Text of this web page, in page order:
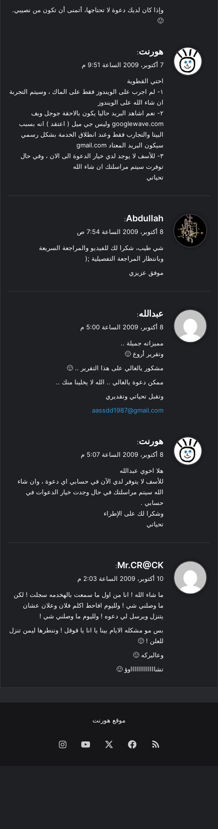
وإذا كان لديك دعوة لا تحتاجها، أتمنى أن تكون من نصيبي.
🙂
ل
هورنت:
7 أكتوبر، 2009 الساعة 9:51 م
اختي القطوية
١- لم اجرب على الويندوز فقط على الماك ، وسيتم التجربة
ان شاء الله على الويندوز
٢- نعم اشاهد البريد حاليا يكون بالاحقة جوجل ويف
googlewave.com وليس جي ميل ( اعتقد ) انه بسبب
البيتا والتجارب فقط وعند انطلاق الخدمة بشكل رسمي
سيكون البريد المعتاد gmail.com
٣- للأسف لا يوجد لدي خيار الدعوة الى الان ، وفي حال
توفرت سيتم مراسلتك ان شاء الله
تحياتي
ي
ل
Abdullah
:
8 أكتوبر، 2009 الساعة 7:54 ص
شي طيب، شكرا لك للفيديو والمراجعة السريعة
وبانتظار المراجعة التفصيلية ;(
موفق عزيزي
ي
ل
عبدالله:
8 أكتوبر، 2009 الساعة 5:00 م
مميزاته جميلة ..
وتقرير أروع 🙂
مشكور يالغالي على هذا التقرير .. 🙂
ممكن دعوة يالغالي .. الله لا يخلينا منك ..
وتقبل تحياتي وتقديري
aassdd1987@gmail.com
ل
هورنت:
8 أكتوبر، 2009 الساعة 5:07 م
هلا اخوي عبدالله
للأسف لا يتوفر لدي الآن في حسابي اي دعوة ، وان شاء
الله سيتم مراسلتك في حال وجدت خيار الدعوات في
حسابي .
وشكرا لك على الإطراء
تحياتي
ي
ل
Mr.CR@CK
:
10 أكتوبر، 2009 الساعة 2:03 م
ما شاء الله ! انا من اول ما سمعت بالهخدمه سجلت ! لكن
ما وصلني شي ! ولليوم افاحط اكلم فلان وعلان عشان
يتنزل ويرسل لي دعوه ! ولليوم ما وصلني شي !
بس مو مشكله الايام بينا يا انا يا قوقل ! وننطرها ليمن تنزل
للعلن ! 🙂
وعالبركه 🙂
تشاااااااااااااوؤ 🙂
موقع هورنت
ملخصفيسبوك ‫YouTubeانستقرام